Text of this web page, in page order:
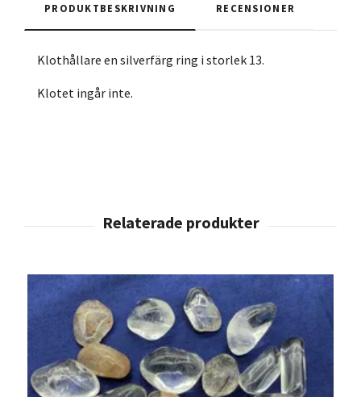
PRODUKTBESKRIVNING RECENSIONER
Klothållare en silverfärg ring i storlek 13.
Klotet ingår inte.